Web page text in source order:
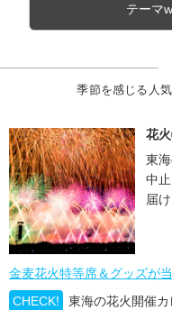
テーマ
季節を感じる人
花
東
中
届け
金麦花火特等席＆グッズが
CHECK!
東海の花火開催カ